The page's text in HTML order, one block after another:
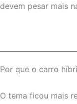
devem pesar mais
Por que o carro
O tema ficou mais